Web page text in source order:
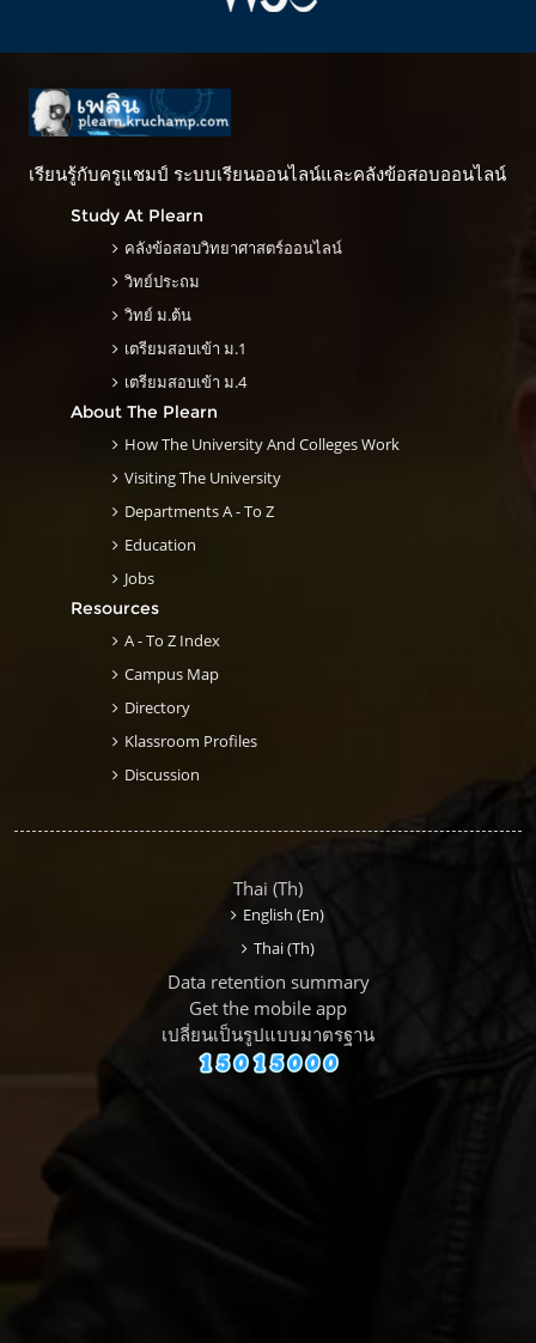
เรียนรู้กับครูแชมป์ ระบบเรียนออนไลน์และคลังข้อสอบออนไลน์
Study At Plearn
คลังข้อสอบวิทยาศาสตร์ออนไลน์
วิทย์ประถม
วิทย์ ม.ต้น
เตรียมสอบเข้า ม.1
เตรียมสอบเข้า ม.4
About The Plearn
How The University And Colleges Work
Visiting The University
Departments A - To Z
Education
Jobs
Resources
A - To Z Index
Campus Map
Directory
Klassroom Profiles
Discussion
Thai ‎(th)‎
English ‎(en)‎
Thai ‎(th)‎
Data retention summary
Get the mobile app
เปลี่ยนเป็นรูปแบบมาตรฐาน